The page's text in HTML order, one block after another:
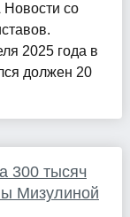
со
2025 года в
должен 20
300 тысяч
Мизулиной